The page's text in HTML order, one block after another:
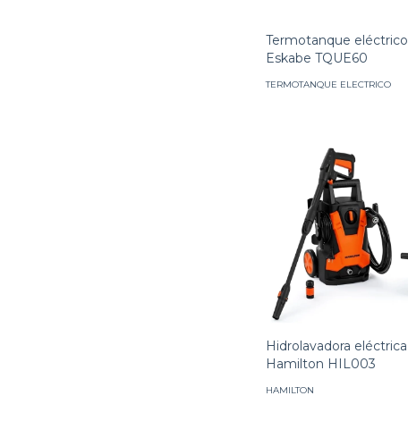
Termotanque eléctrico
Eskabe TQUE60
TERMOTANQUE ELECTRICO
Hidrolavadora eléctrica
Hamilton HIL003
HAMILTON